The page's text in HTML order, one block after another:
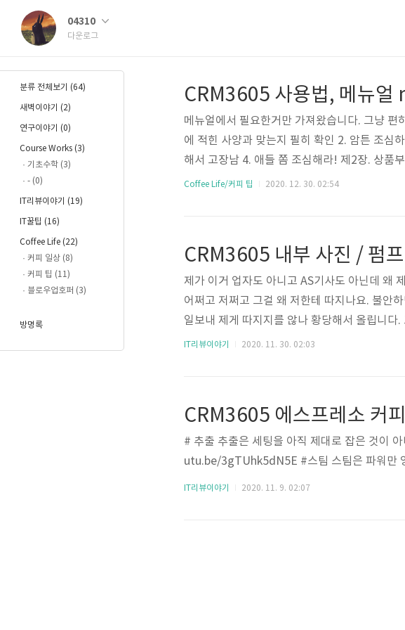
04310
다운로그
CRM3605 사용법, 메뉴
메뉴얼에서 필요한거만 가져왔습니다. 그냥
에 적힌 사양과 맞는지 필히 확인 2. 암튼 조심
해서 고장남 4. 애들 쫌 조심해라! 제2장. 상품
된 커피원두를 사용해야함. 또한 커피나 커피
Coffee Life/커피 팁 2020. 12. 30. 02:54
CRM3605 내부 사진 / 펌
제가 이거 업자도 아니고 AS기사도 아닌데 왜
어쩌고 저쩌고 그걸 왜 저한테 따지나요. 불안
일보내 제게 따지지를 않나 황당해서 올립니
시는데 그럼 이 기기를 안쓰셔야 겠습니다. 비
IT리뷰이야기 2020. 11. 30. 02:03
CRM3605 에스프레소 커
# 추출 추출은 세팅을 아직 제대로 잡은 것
utu.be/3gTUhk5dN5E #스팀 스팀은 파워만
IT리뷰이야기 2020. 11. 9. 02:07
분류 전체보기 (64)
새벽이야기 (2)
연구이야기 (0)
Course Works (3)
기초수학 (3)
- (0)
IT리뷰이야기 (19)
IT꿀팁 (16)
Coffee Life (22)
커피 일상 (8)
커피 팁 (11)
블로우업호퍼 (3)
방명록